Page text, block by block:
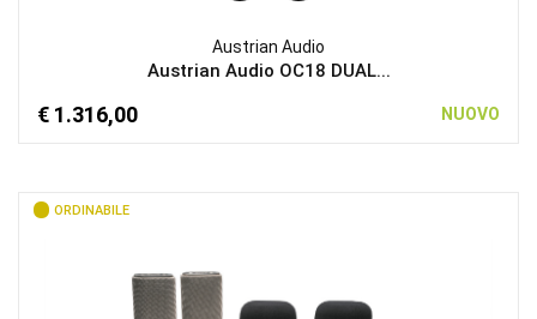
Austrian Audio
Austrian Audio OC18 DUAL...
€ 1.316,00 NUOVO
ORDINABILE